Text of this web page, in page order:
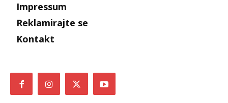
Impressum
Reklamirajte se
Kontakt